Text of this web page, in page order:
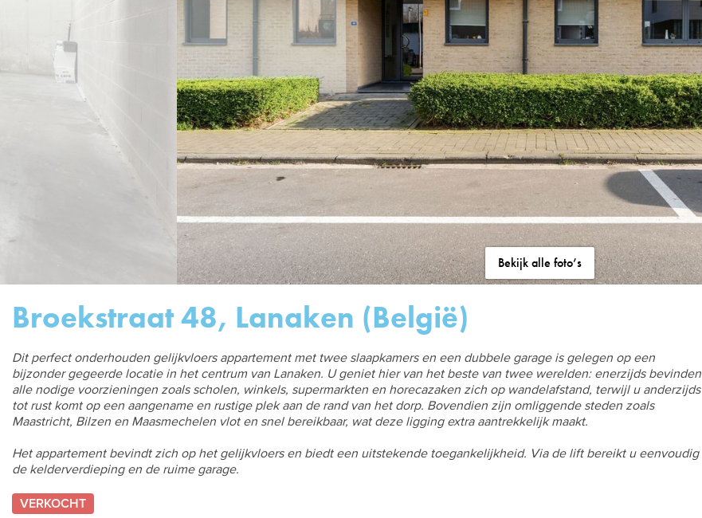
vorige
Bekijk alle foto’s
Broekstraat 48, Lanaken (België)
Dit perfect onderhouden gelijkvloers appartement met twee slaapkamers en een dubbele garage is gelegen op een
bijzonder gegeerde locatie in het centrum van Lanaken. U geniet hier van het beste van twee werelden: enerzijds bevinden
alle nodige voorzieningen zoals scholen, winkels, supermarkten en horecazaken zich op wandelafstand, terwijl u anderzijds
tot rust komt op een aangename en rustige plek aan de rand van het dorp. Bovendien zijn omliggende steden zoals
Maastricht, Bilzen en Maasmechelen vlot en snel bereikbaar, wat deze ligging extra aantrekkelijk maakt.
Het appartement bevindt zich op het gelijkvloers en biedt een uitstekende toegankelijkheid. Via de lift bereikt u eenvoudig
de kelderverdieping en de ruime garage.
VERKOCHT